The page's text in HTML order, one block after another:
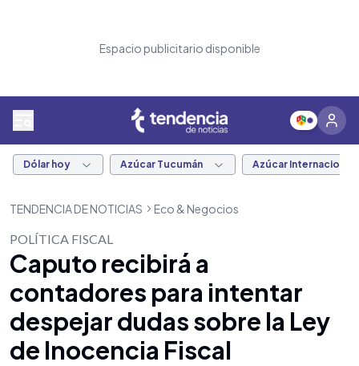
Espacio publicitario disponible
Dólar hoy Azúcar Tucumán Azúcar Internacional
TENDENCIA DE NOTICIAS Eco & Negocios
POLÍTICA FISCAL
Caputo recibirá a
contadores para intentar
despejar dudas sobre la Ley
de Inocencia Fiscal